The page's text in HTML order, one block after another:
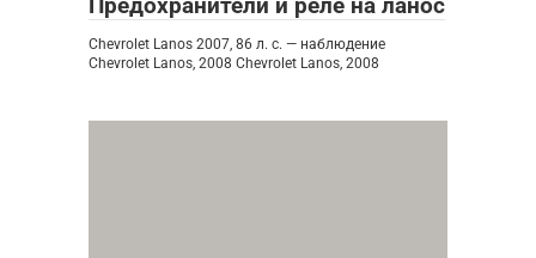
Предохранители и реле на ланос
Chevrolet Lanos 2007, 86 л. с. — наблюдение
Chevrolet Lanos, 2008 Chevrolet Lanos, 2008